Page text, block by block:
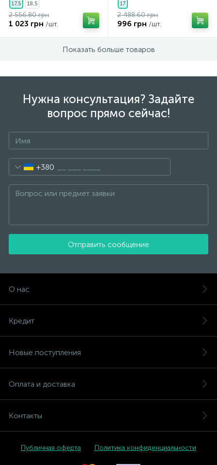
17,5 18,5
2 556.80 грн
1 023 грн /шт.
17
2 488.60 грн
996 грн /шт.
Показать больше товаров
Нужна консультация? Задайте
вопрос прямо сейчас!
+380
Отправить сообщение
О нас
Кредит
Новые поступления
Оплата и доставка
Контакты
Публичная оферта Политика конфиденциальности